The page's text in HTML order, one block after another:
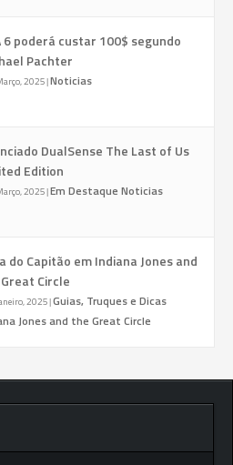
6 poderá custar 100$ segundo
Pachter
2025|Noticias
DualSense The Last of Us
Edition
2025|Em Destaque Noticias
do Capitão em Indiana Jones and
Circle
2025|Guias, Truques e Dicas
Jones and the Great Circle